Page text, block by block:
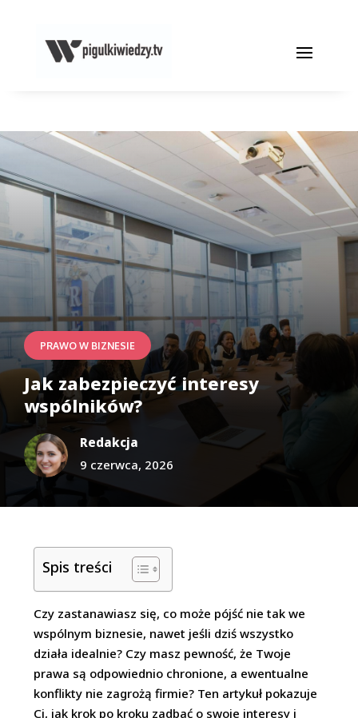
PRAWO W BIZNESIE
Jak zabezpieczyć interesy
wspólników?
Redakcja
9 czerwca, 2026
Spis treści
Czy zastanawiasz się, co może pójść nie tak we
wspólnym biznesie, nawet jeśli dziś wszystko
działa idealnie? Czy masz pewność, że Twoje
prawa są odpowiednio chronione, a ewentualne
konflikty nie zagrożą firmie? Ten artykuł pokazuje
Ci, jak krok po kroku zadbać o swoje interesy i